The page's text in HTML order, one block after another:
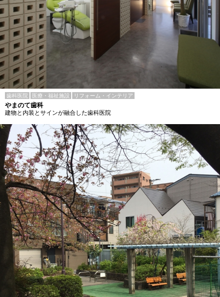
歯科医院 医療・福祉施設 リフォーム・インテリア
やまのて歯科
建物と内装とサインが融合した歯科医院